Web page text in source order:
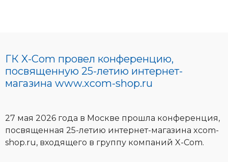
ГК X-Com провел конференцию,
посвященную 25-летию интернет-
магазина www.xcom-shop.ru
27 мая 2026 года в Москве прошла конференция,
посвященная 25-летию интернет-магазина xcom-
shop.ru, входящего в группу компаний X-Com.